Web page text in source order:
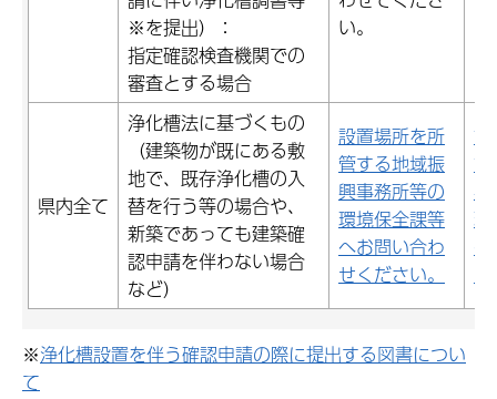
※を提出）：
指定確認検査機関での
審査とする場合
い。
県内全て
浄化槽法に基づくもの
（建築物が既にある敷
地で、既存浄化槽の入
替を行う等の場合や、
新築であっても建築確
認申請を伴わない場合
など）
設置場所を所
管する地域振
興事務所等の
環境保全課等
へお問い合わ
せください。
設
管
興
環
※浄化槽設置を伴う確認申請の際に提出する図書につい
て